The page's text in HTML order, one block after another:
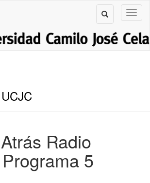
Radio
5